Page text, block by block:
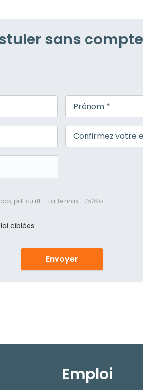
sans compte
pdf ou rtf - Taille maxi : 750Ko
ciblées
Envoyer
Emploi